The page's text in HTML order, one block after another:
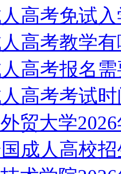
高考免试
高考教学
高考报名
高考考试
贸大学
成人高校